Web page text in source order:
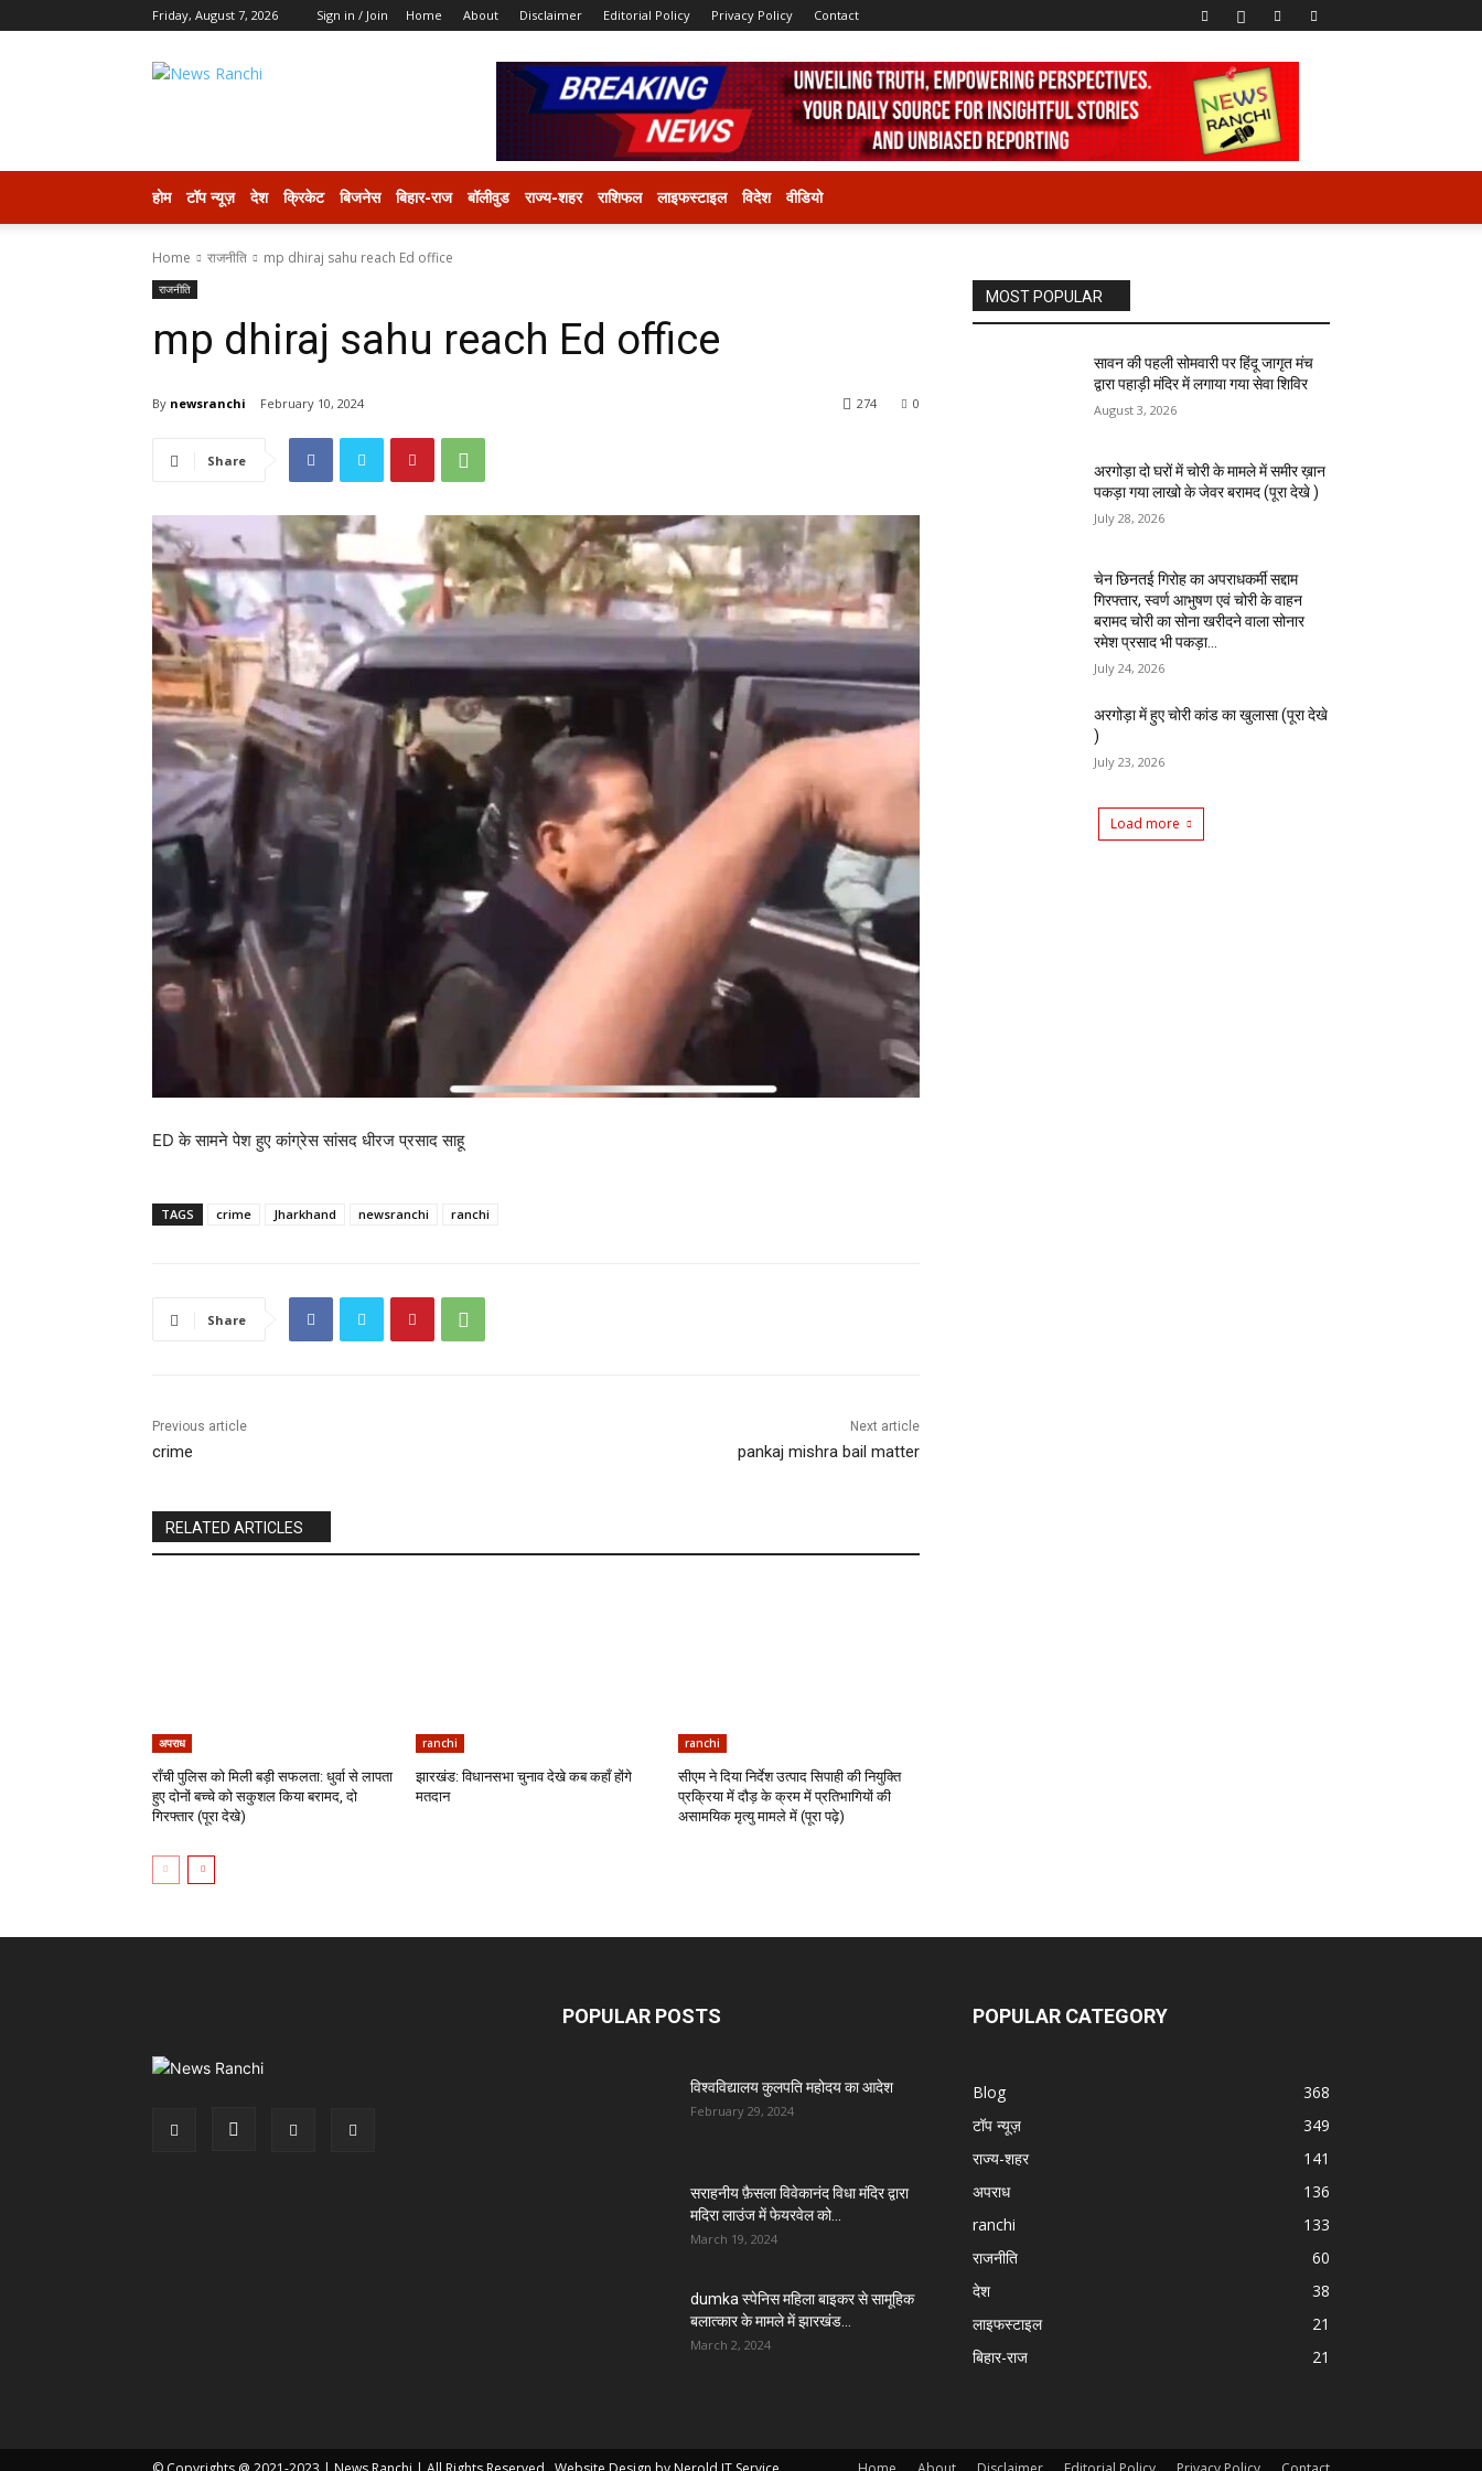
Friday, August 7, 2026 Sign in / Join Home About Disclaimer Editorial Policy Privacy Policy Contact
होम टॉप न्यूज़ देश क्रिकेट बिजनेस बिहार-राज बॉलीवुड राज्य-शहर राशिफल लाइफस्टाइल विदेश वीडियो
Home राजनीति mp dhiraj sahu reach Ed office
राजनीति
mp dhiraj sahu reach Ed office
By newsranchi February 10, 2024 0
274
Share
ED के सामने पेश हुए कांग्रेस सांसद धीरज प्रसाद साहू
TAGS crime Jharkhand newsranchi ranchi
Share
Previous article
crime
Next article
pankaj mishra bail matter
RELATED ARTICLES
अपराध
राँची पुलिस को मिली बड़ी सफलता: धुर्वा से लापता
हुए दोनों बच्चे को सकुशल किया बरामद, दो
गिरफ्तार (पूरा देखे)
ranchi
झारखंड: विधानसभा चुनाव देखे कब कहाँ होंगे
मतदान
ranchi
सीएम ने दिया निर्देश उत्पाद सिपाही की नियुक्ति
प्रक्रिया में दौड़ के क्रम में प्रतिभागियों की
असामयिक मृत्यु मामले में (पूरा पढ़े)
MOST POPULAR
सावन की पहली सोमवारी पर हिंदू जागृत मंच
द्वारा पहाड़ी मंदिर में लगाया गया सेवा शिविर
August 3, 2026
अरगोड़ा दो घरों में चोरी के मामले में समीर ख़ान
पकड़ा गया लाखो के जेवर बरामद (पूरा देखे )
July 28, 2026
चेन छिनतई गिरोह का अपराधकर्मी सद्दाम
गिरफ्तार, स्वर्ण आभुषण एवं चोरी के वाहन
बरामद चोरी का सोना खरीदने वाला सोनार
रमेश प्रसाद भी पकड़ा...
July 24, 2026
अरगोड़ा में हुए चोरी कांड का खुलासा (पूरा देखे
)
July 23, 2026
Load more
POPULAR POSTS
विश्वविद्यालय कुलपति महोदय का आदेश
February 29, 2024
सराहनीय फ़ैसला विवेकानंद विधा मंदिर द्वारा
मदिरा लाउंज में फेयरवेल को...
March 19, 2024
dumka स्पेनिस महिला बाइकर से सामूहिक
बलात्कार के मामले में झारखंड...
March 2, 2024
POPULAR CATEGORY
Blog
368
टॉप न्यूज़
349
राज्य-शहर
141
अपराध
136
ranchi
133
राजनीति
60
देश
38
लाइफस्टाइल
21
बिहार-राज
21